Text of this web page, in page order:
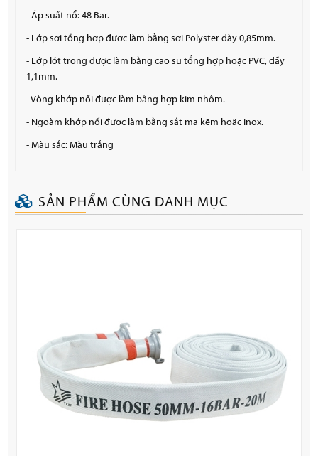
- Áp suất nổ: 48 Bar.
- Lớp sợi tổng hợp được làm bằng sợi Polyster dày 0,85mm.
- Lớp lót trong được làm bằng cao su tổng hợp hoặc PVC, dầy
1,1mm.
- Vòng khớp nối được làm bằng hợp kim nhôm.
- Ngoàm khớp nối được làm bằng sắt mạ kẽm hoặc Inox.
- Màu sắc: Màu trắng
SẢN PHẨM CÙNG DANH MỤC